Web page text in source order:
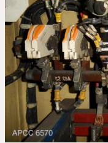
25660
:
étude
détaillée